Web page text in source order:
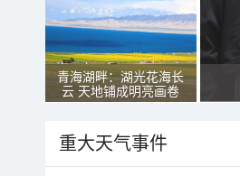
青海湖畔：湖光花海长
云 天地铺成明亮画卷
重大天气事件